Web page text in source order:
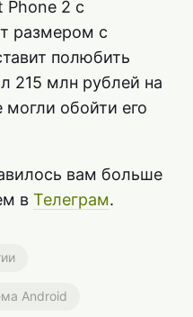
Phone 2 с
размером с
полюбить
215 млн рублей на
обойти его
вам больше
в Телеграм.
Android